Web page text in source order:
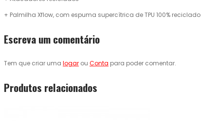
+ Palmilha Xflow, com espuma supercítrica de TPU 100% reciclado
Escreva um comentário
Tem que criar uma logar ou Conta para poder comentar.
Produtos relacionados